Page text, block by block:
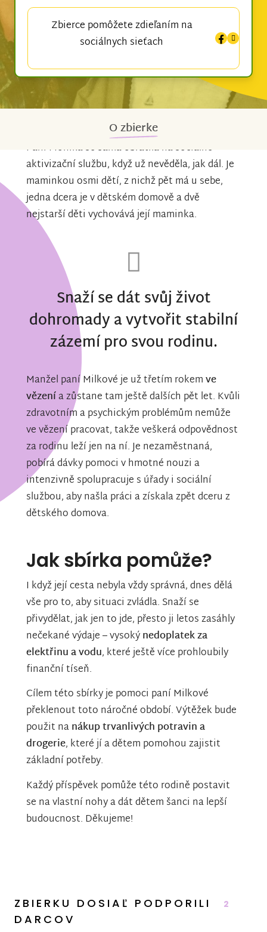
Zbierce pomôžete zdieľaním na
sociálnych sieťach
O zbierke
Paní Monika se sama obrátila na sociálně
aktivizační službu, když už nevěděla, jak dál. Je
maminkou osmi dětí, z nichž pět má u sebe,
jedna dcera je v dětském domově a dvě
nejstarší děti vychovává její maminka.
Snaží se dát svůj život
dohromady a vytvořit stabilní
zázemí pro svou rodinu.
Manžel paní Milkové je už třetím rokemve
vězenía zůstane tam ještě dalších pět let. Kvůli
zdravotním a psychickým problémům nemůže
ve vězení pracovat, takže veškerá odpovědnost
za rodinu leží jen na ní. Je nezaměstnaná,
pobírá dávky pomoci v hmotné nouzi a
intenzivně spolupracuje s úřady i sociální
službou, aby našla práci a získala zpět dceru z
dětského domova.
Jak sbírka pomůže?
I když její cesta nebyla vždy správná, dnes dělá
vše pro to, aby situaci zvládla. Snaží se
přivydělat, jak jen to jde, přesto ji letos zasáhly
nečekané výdaje – vysokýnedoplatek za
elektřinu a vodu, které ještě více prohloubily
finanční tíseň.
Cílem této sbírky je pomoci paní Milkové
překlenout toto náročné období. Výtěžek bude
použit nanákup trvanlivých potravin a
drogerie, které jí a dětem pomohou zajistit
základní potřeby.
Každý příspěvek pomůže této rodině postavit
se na vlastní nohy a dát dětem šanci na lepší
budoucnost. Děkujeme!
ZBIERKU DOSIAĽ PODPORILI 2
DARCOV